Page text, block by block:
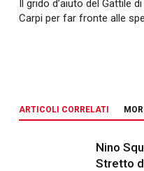
Il grido d’aiuto del Gattile di
Carpi per far fronte alle
ARTICOLI CORRELATI
Nino
Stretto